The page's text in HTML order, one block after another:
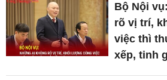
Bộ Nội
rõ vị trí,
việc thì
xếp, tinh